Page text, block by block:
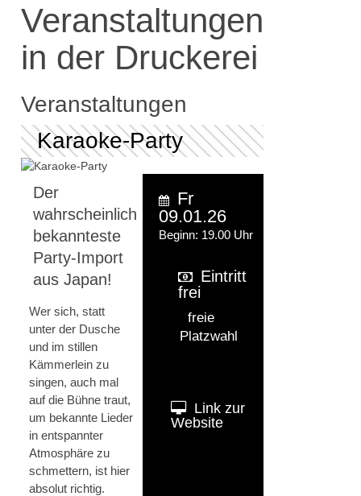
Veranstaltungen
in der Druckerei
Veranstaltungen
Karaoke-Party
Der
wahrscheinlich
bekannteste
Party-Import
aus Japan!
Wer sich, statt
unter der Dusche
und im stillen
Kämmerlein zu
singen, auch mal
auf die Bühne traut,
um bekannte Lieder
in entspannter
Atmosphäre zu
schmettern, ist hier
absolut richtig.
Fr
09.01.26
Beginn: 19.00 Uhr
Eintritt
frei
freie
Platzwahl
Link zur
Website